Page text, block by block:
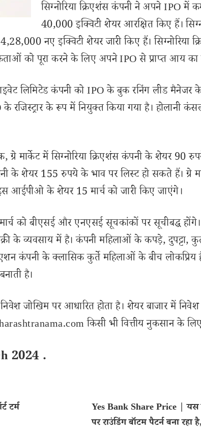
सिग्नोरिया क्रिएशंस कंपनी ने अपने IPO में
40,000 इक्विटी शेयर आरक्षित किए हैं।
नए इक्विटी शेयर जारी किए हैं। सिग्नोरिया
को पूरा करने के लिए अपने IPO से प्राप्त आय का
लिमिटेड कंपनी को IPO के बुक रनिंग लीड
रजिस्ट्रार के रूप में नियुक्त किया गया है। होलानी
ग्रे मार्केट में सिग्नोरिया क्रिएशंस कंपनी के शेयर 90
के शेयर 155 रुपये के भाव पर लिस्ट हो सकते हैं। ग्रे
के शेयर 15 मार्च को जारी किए जाएंगे।
को बीएसई और एनएसई सूचकांकों पर सूचीबद्ध होंगे।
के व्यवसाय में है। कंपनी महिलाओं के कपड़े, दुपट्टा,
कंपनी के क्लासिक कुर्ते महिलाओं के बीच
है।
जोखिम पर आधारित होता है। शेयर बाजार में
किसी भी वित्तीय नुकसान के लिए
2024 .
टर्म
Yes Bank Share Price | यस
पर राउंडिंग बॉटम पैटर्न बना रहा